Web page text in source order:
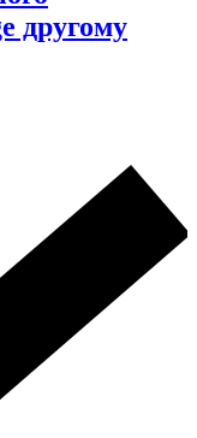
другому